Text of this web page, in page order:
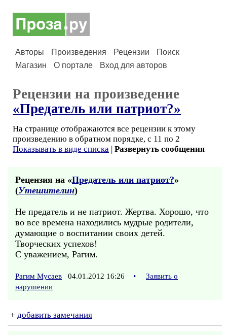
Авторы Произведения Рецензии
Поиск
Магазин
О портале Вход для авторов
Рецензии на произведение
«Предатель или патриот?»
На странице отображаются все рецензии к этому
произведению в обратном порядке, с 11 по 2
Показывать в виде списка | Развернуть сообщения
Рецензия на «Предатель или патриот?»
(Утешителин)
Не предатель и не патриот. Жертва. Хорошо, что
во все времена находились мудрые родители,
думающие о воспитании своих детей.
Творческих успехов!
С уважением, Рагим.
Рагим Мусаев 04.01.2012 16:26 •
Заявить о
нарушении
+ добавить замечания